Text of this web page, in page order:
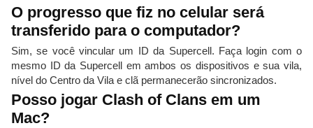
O progresso que fiz no celular será
transferido para o computador?
Sim, se você vincular um ID da Supercell. Faça login com o
mesmo ID da Supercell em ambos os dispositivos e sua vila,
nível do Centro da Vila e clã permanecerão sincronizados.
Posso jogar Clash of Clans em um
Mac?